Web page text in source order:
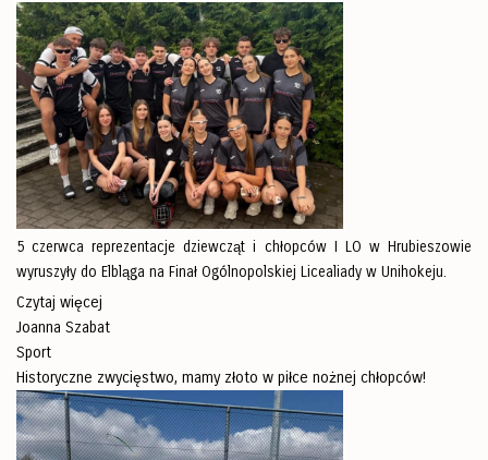
5 czerwca reprezentacje dziewcząt i chłopców I LO w Hrubieszowie
wyruszyły do Elbląga na Finał Ogólnopolskiej Licealiady w Unihokeju.
Czytaj więcej
Joanna Szabat
Sport
Historyczne zwycięstwo, mamy złoto w piłce nożnej chłopców!